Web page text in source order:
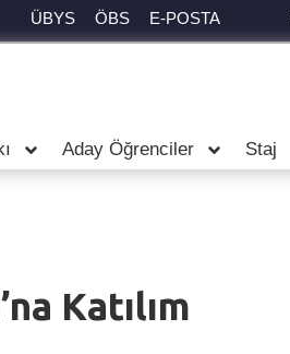
ÜBYS ÖBS E-POSTA
Aday Öğrenciler Staj
Katılım